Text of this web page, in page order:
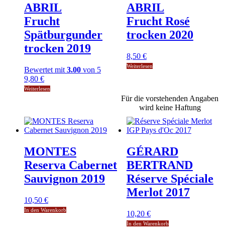
ABRIL
Frucht
Spätburgunder
trocken 2019
Bewertet mit 3.00 von 5
9,80 €
Weiterlesen
ABRIL
Frucht Rosé
trocken 2020
8,50 €
Weiterlesen
MONTES
Reserva Cabernet
Sauvignon 2019
10,50 €
In den Warenkorb
GÉRARD
BERTRAND
Réserve Spéciale
Merlot 2017
10,20 €
In den Warenkorb
Für die vorstehenden Angaben
wird keine Haftung